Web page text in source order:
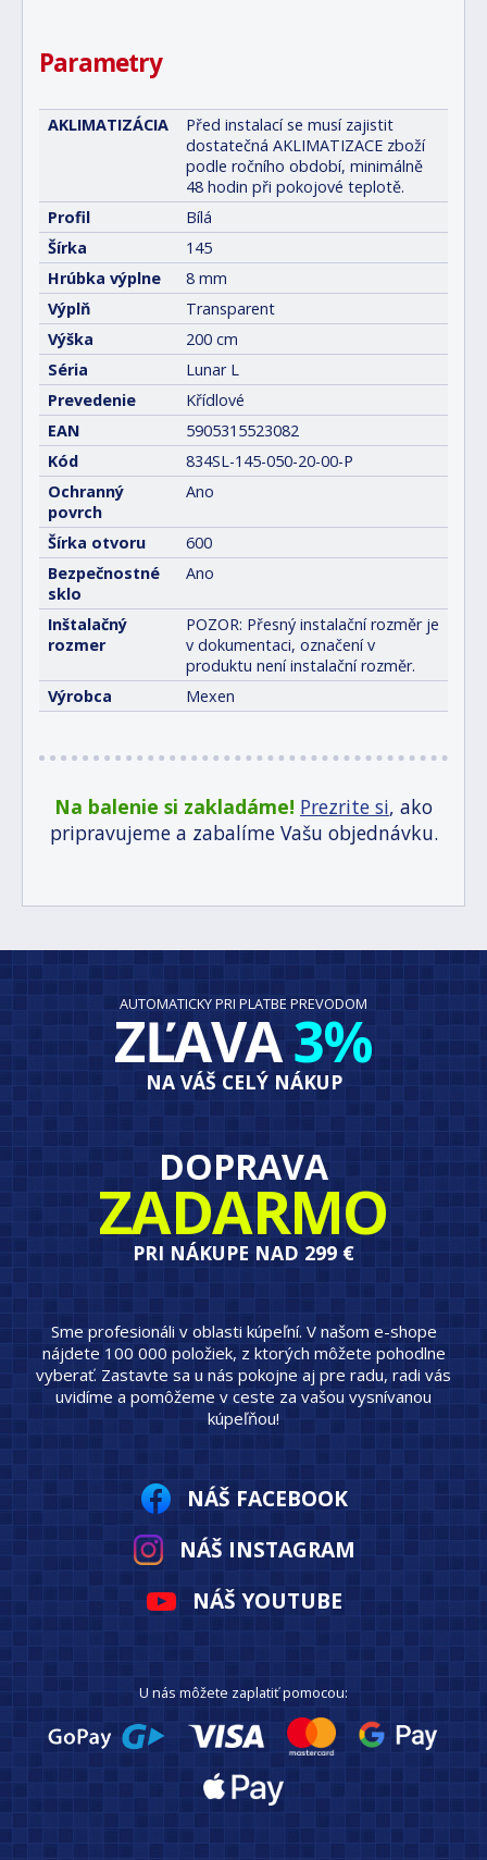
Parametry
AKLIMATIZÁCIA
Před instalací se musí zajistit
dostatečná AKLIMATIZACE zboží
podle ročního období, minimálně
48 hodin při pokojové teplotě.
Profil
Bílá
Šírka
145
Hrúbka výplne
8 mm
Výplň
Transparent
Výška
200 cm
Séria
Lunar L
Prevedenie
Křídlové
EAN
5905315523082
Kód
834SL-145-050-20-00-P
Ochranný
povrch
Ano
Šírka otvoru
600
Bezpečnostné
sklo
Ano
Inštalačný
rozmer
POZOR: Přesný instalační rozměr je
v dokumentaci, označení v
produktu není instalační rozměr.
Výrobca
Mexen
Na balenie si zakladáme! Prezrite si, ako
pripravujeme a zabalíme Vašu objednávku.
AUTOMATICKY PRI PLATBE PREVODOM
ZĽAVA3%
NA VÁŠ CELÝ NÁKUP
DOPRAVA
ZADARMO
PRI NÁKUPE NAD 299 €
Sme profesionáli v oblasti kúpeľní. V našom e-shope
nájdete 100 000 položiek, z ktorých môžete pohodlne
vyberať. Zastavte sa u nás pokojne aj pre radu, radi vás
uvidíme a pomôžeme v ceste za vašou vysnívanou
kúpeľňou!
NÁŠ FACEBOOK
NÁŠ INSTAGRAM
NÁŠ YOUTUBE
U nás môžete zaplatiť pomocou: